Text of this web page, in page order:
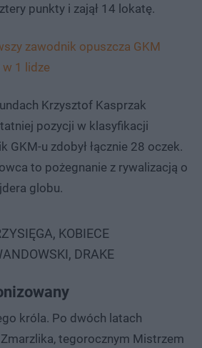
punkty i zajął 14 lokatę.
zawodnik opuszcza GKM
w 1 lidze
Krzysztof Kasprzak
pozycji w klasyfikacji
GKM-u zdobył łącznie 28 oczek.
to pożegnanie z rywalizacją o
globu.
KOBIECE
DRAKE
króla. Po dwóch latach
tegorocznym Mistrzem